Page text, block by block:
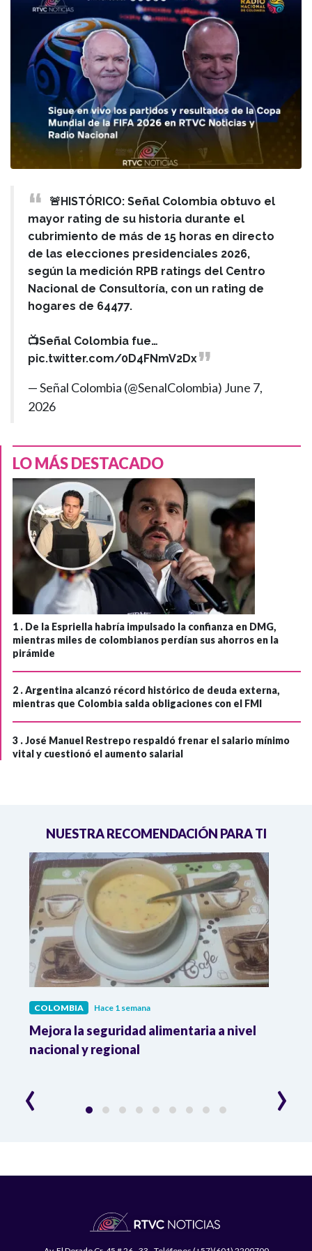
🚨HISTÓRICO: Señal Colombia obtuvo el
mayor rating de su historia durante el
cubrimiento de más de 15 horas en directo
de las elecciones presidenciales 2026,
según la medición RPB ratings del Centro
Nacional de Consultoría, con un rating de
hogares de 64477.
📺Señal Colombia fue…
pic.twitter.com/0D4FNmV2Dx
— Señal Colombia (@SenalColombia) June 7,
2026
LO MÁS DESTACADO
1 . De la Espriella habría impulsado la confianza en DMG,
mientras miles de colombianos perdían sus ahorros en la
pirámide
2 .Argentina alcanzó récord histórico de deuda externa,
mientras que Colombia salda obligaciones con el FMI
3 .José Manuel Restrepo respaldó frenar el salario mínimo
vital y cuestionó el aumento salarial
NUESTRA RECOMENDACIÓN PARA TI
COLOMBIA Hace 1 semana
Mejora la seguridad alimentaria a nivel
nacional y regional
‹ ›